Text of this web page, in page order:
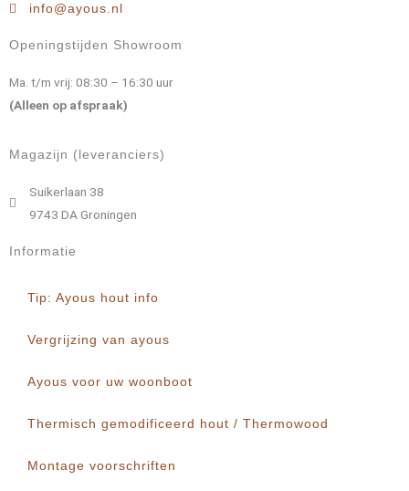
info@ayous.nl
Openingstijden Showroom
Ma. t/m vrij: 08:30 – 16:30 uur
(Alleen op afspraak)
Magazijn (leveranciers)
Suikerlaan 38
9743 DA Groningen
Informatie
Tip: Ayous hout info
Vergrijzing van ayous
Ayous voor uw woonboot
Thermisch gemodificeerd hout / Thermowood
Montage voorschriften